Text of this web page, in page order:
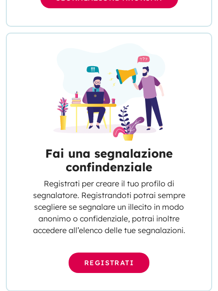
Fai una segnalazione
confindenziale
Registrati per creare il tuo profilo di
segnalatore. Registrandoti potrai sempre
scegliere se segnalare un illecito in modo
anonimo o confidenziale, potrai inoltre
accedere all’elenco delle tue segnalazioni.
REGISTRATI